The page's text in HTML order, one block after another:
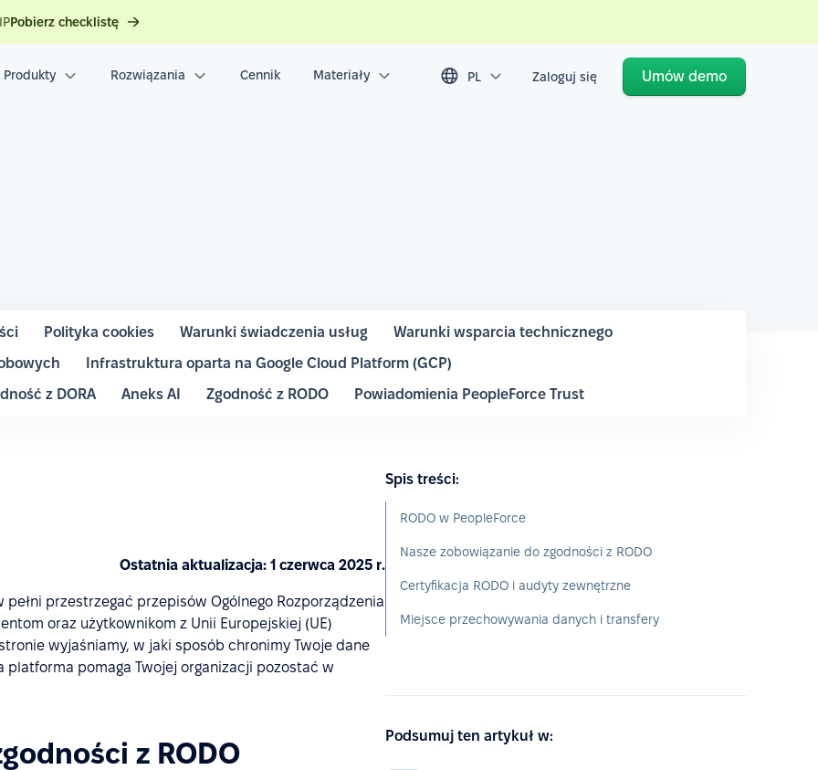
Pobierz checklistę
Produkty Rozwiązania Cennik Materiały PL Zaloguj się Umów demo
Polityka cookies Warunki świadczenia usług
Warunki wsparcia technicznego
Infrastruktura oparta na Google Cloud Platform (GCP)
z DORA
Aneks AI Zgodność z RODO Powiadomienia PeopleForce Trust
Ostatnia aktualizacja: 1 czerwca 2025 r.
przestrzegać przepisów Ogólnego Rozporządzenia
oraz użytkownikom z Unii Europejskiej (UE)
wyjaśniamy, w jaki sposób chronimy Twoje dane
platforma pomaga Twojej organizacji pozostać w
z RODO
Spis treści:
RODO w PeopleForce
Nasze zobowiązanie do zgodności z RODO
Certyfikacja RODO i audyty zewnętrzne
Miejsce przechowywania danych i transfery
Podsumuj ten artykuł w: